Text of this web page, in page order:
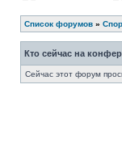
Список форумов »
Кто сейчас на
Сейчас этот форум